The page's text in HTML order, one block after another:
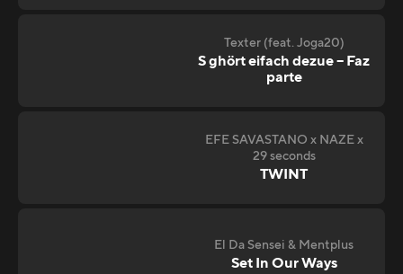
Texter (feat. Joga20)
S ghört eifach dezue – Faz
parte
EFE SAVASTANO x NAZE x
29 seconds
TWINT
El Da Sensei & Mentplus
Set In Our Ways